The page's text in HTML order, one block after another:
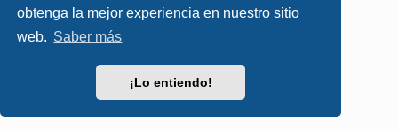
obtenga la mejor experiencia en nuestro sitio
web. Saber más
¡Lo entiendo!